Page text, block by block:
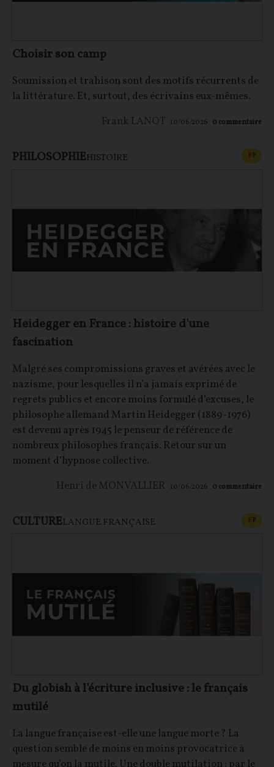
Choisir son camp
Soumission et trahison sont des motifs récurrents de
la littérature. Et, surtout, des écrivains eux-mêmes.
Frank LANOT 10/06/2026 0 commentaire
PHILOSOPHIEHISTOIRE FP
Heidegger en France : histoire d'une
fascination
Malgré ses compromissions graves et avérées avec le
nazisme, pour lesquelles il n’a jamais exprimé de
regrets publics et encore moins formulé d’excuses, le
philosophe allemand Martin Heidegger (1889-1976)
est devenu après 1945 le penseur de référence de
nombreux philosophes français. Retour sur un
moment d’hypnose collective.
Henri de MONVALLIER 10/06/2026 0 commentaire
CULTURELANGUE FRANÇAISE FP
Du globish à l'écriture inclusive : le français
mutilé
La langue française est-elle une langue morte ? La
question semble de moins en moins provocatrice à
mesure qu’on la mutile. Une double mutilation : par le